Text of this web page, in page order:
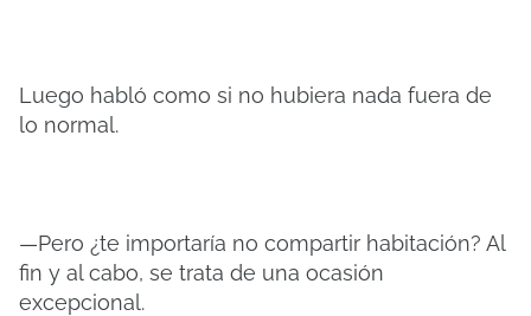
Luego habló como si no hubiera nada fuera de
lo normal.
—Pero ¿te importaría no compartir habitación? Al
fin y al cabo, se trata de una ocasión
excepcional.